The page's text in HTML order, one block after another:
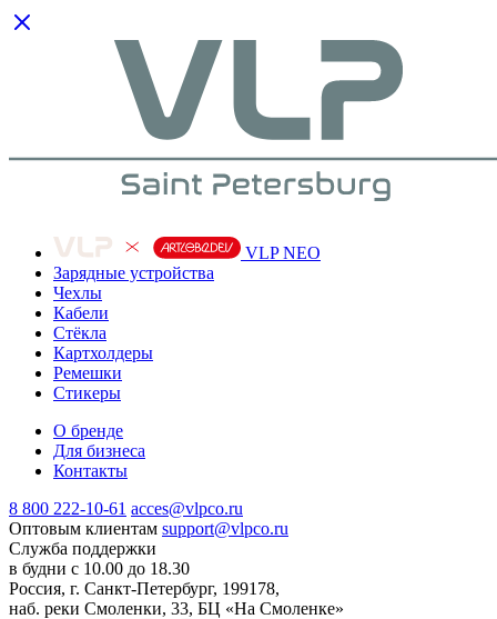
VLP NEO
Зарядные устройства
Чехлы
Кабели
Cтёкла
Картхолдеры
Ремешки
Стикеры
О бренде
Для бизнеса
Контакты
8 800 222-10-61 acces@vlpco.ru
Оптовым клиентам support@vlpco.ru
Служба поддержки
в будни с 10.00 до 18.30
Россия, г. Санкт-Петербург, 199178,
наб. реки Смоленки, 33, БЦ «На Смоленке»